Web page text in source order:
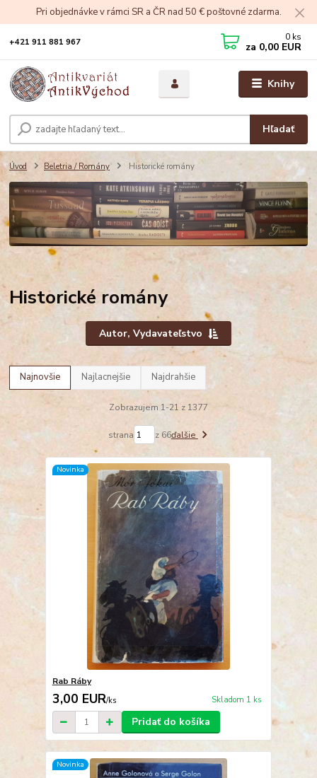
Pri objednávke v rámci SR a ČR nad 50 € poštovné zdarma.
Knihy
Hľadať
+421 911 881 967 0 ks
za 0,00 EUR
Úvod Beletria / Romány Historické romány
Historické romány
Autor, Vydavateľstvo
Najnovšie Najlacnejšie Najdrahšie
Zobrazujem 1-21 z 1377
strana z 66ďalšie
Novinka
Rab Ráby
3,00 EUR/ks Skladom 1 ks
Pridať do košíka
Novinka